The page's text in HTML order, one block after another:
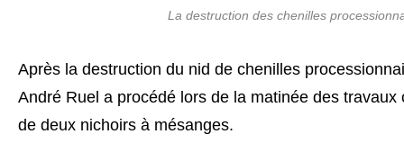
La destruction des chenilles
Après la destruction du nid de chenilles
André Ruel a procédé lors de la matinée des travaux
de deux nichoirs à mésanges.